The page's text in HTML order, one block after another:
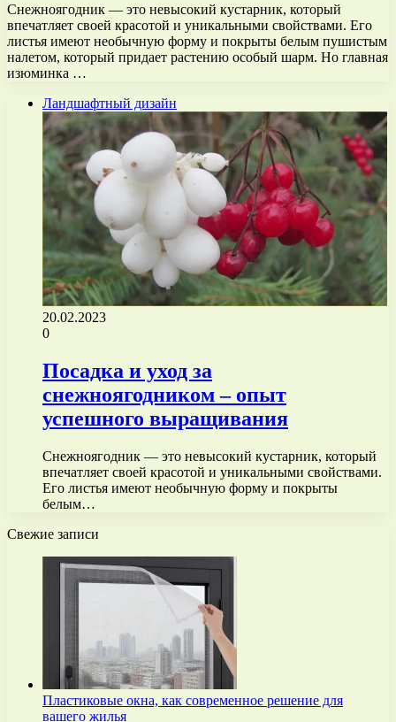
Снежноягодник — это невысокий кустарник, который
впечатляет своей красотой и уникальными свойствами. Его
листья имеют необычную форму и покрыты белым пушистым
налетом, который придает растению особый шарм. Но главная
изюминка …
Ландшафтный дизайн
20.02.2023
0
Посадка и уход за
снежноягодником – опыт
успешного выращивания
Снежноягодник — это невысокий кустарник, который
впечатляет своей красотой и уникальными свойствами.
Его листья имеют необычную форму и покрыты
белым…
Свежие записи
Пластиковые окна, как современное решение для
вашего жилья